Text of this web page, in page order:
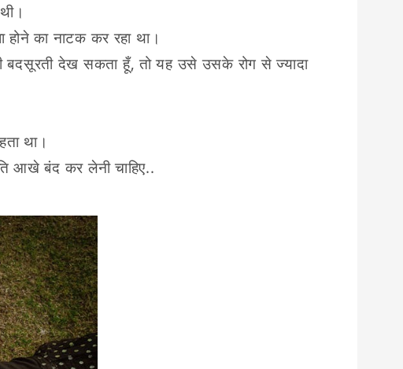
होने का नाटक कर रहा था।
बदसूरती देख सकता हूँ, तो यह उसे उसके रोग से ज्यादा
था।
आखे बंद कर लेनी चाहिए..